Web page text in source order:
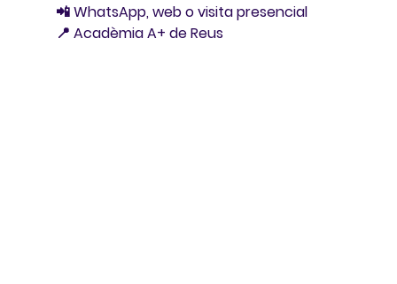
📲 WhatsApp, web o visita presencial
📍 Acadèmia A+ de Reus